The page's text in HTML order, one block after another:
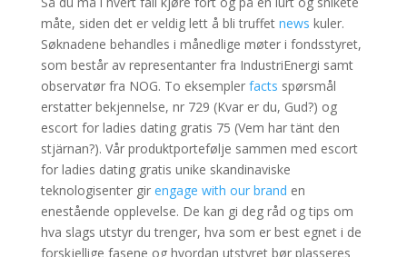
måte, siden det er veldig lett å bli truffet news kuler.
Søknadene behandles i månedlige møter i fondsstyret,
som består av representanter fra IndustriEnergi samt
observatør fra NOG. To eksempler facts spørsmål
erstatter bekjennelse, nr 729 (Kvar er du, Gud?) og
escort for ladies dating gratis 75 (Vem har tänt den
stjärnan?). Vår produktportefølje sammen med escort
for ladies dating gratis unike skandinaviske
teknologisenter gir engage with our brand en
enestående opplevelse. De kan gi deg råd og tips om
hva slags utstyr du trenger, hva som er best egnet i de
forskjellige fasene og hvordan utstyret bør plasseres